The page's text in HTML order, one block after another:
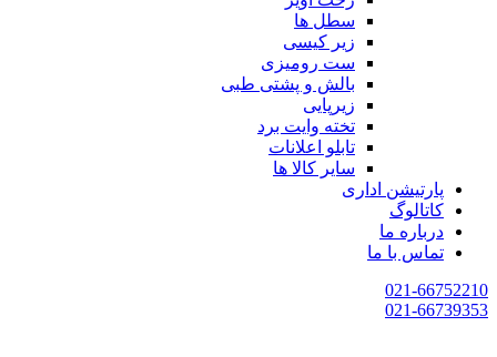
سطل ها
زیر کیسی
ست رومیزی
بالش و پشتی طبی
زیرپایی
تخته وایت برد
تابلو اعلانات
سایر کالا ها
پارتیشن اداری
کاتالوگ
درباره ما
تماس با ما
021-66752210
021-66739353